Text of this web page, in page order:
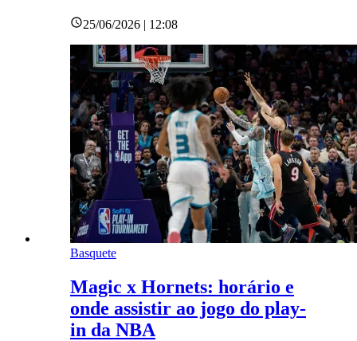
25/06/2026 | 12:08
Basquete
Magic x Hornets: horário e
onde assistir ao jogo do play-
in da NBA